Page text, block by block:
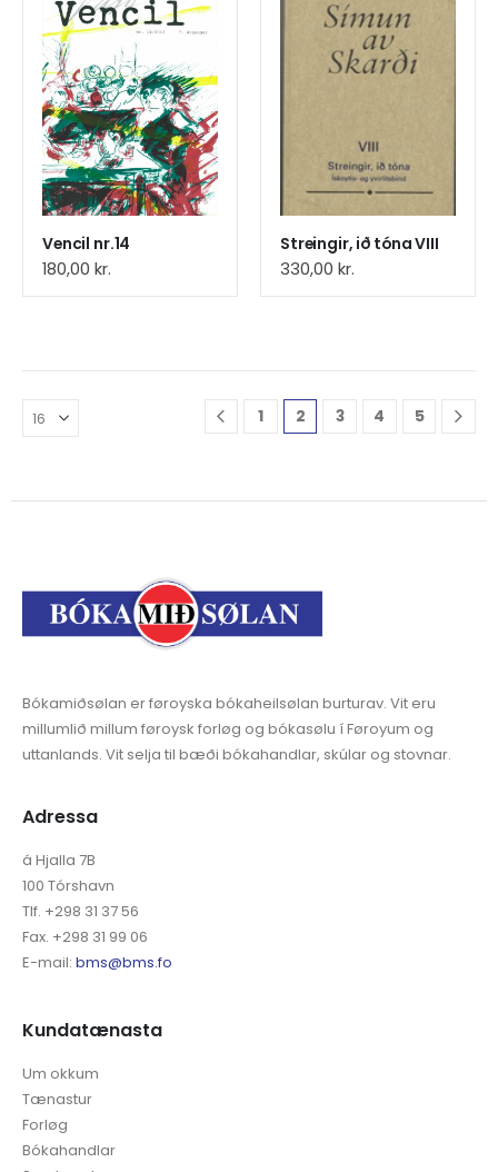
Vencil nr.14
180,00 kr.
Streingir, ið tóna VIII
330,00 kr.
1 2 3 4 5
Bókamiðsølan er føroyska bókaheilsølan burturav. Vit eru
millumlið millum føroysk forløg og bókasølu í Føroyum og
uttanlands. Vit selja til bæði bókahandlar, skúlar og stovnar.
Adressa
á Hjalla 7B
100 Tórshavn
Tlf. +298 31 37 56
Fax. +298 31 99 06
E-mail: bms@bms.fo
Kundatænasta
Um okkum
Tænastur
Forløg
Bókahandlar